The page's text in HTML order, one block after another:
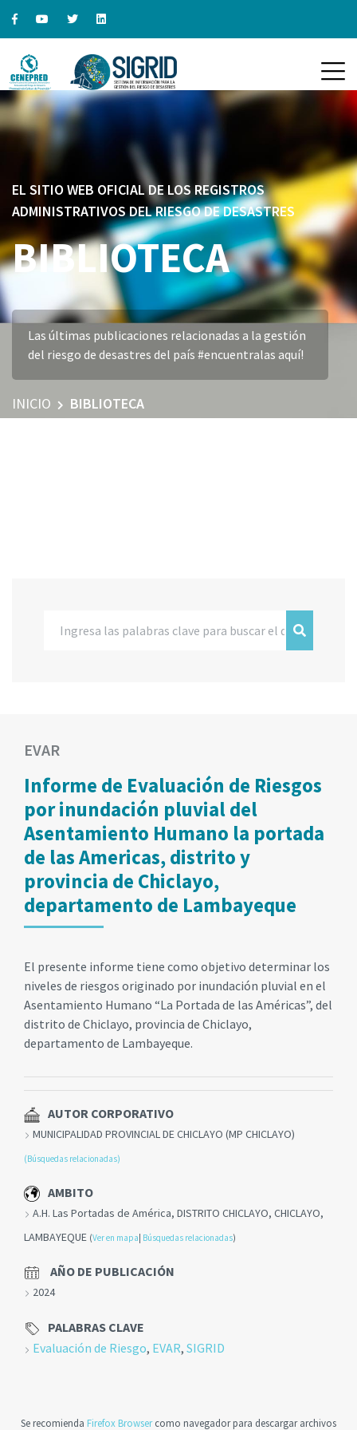
EL SITIO WEB OFICIAL DE LOS REGISTROS
ADMINISTRATIVOS DEL RIESGO DE DESASTRES
BIBLIOTECA
Las últimas publicaciones relacionadas a la gestión
del riesgo de desastres del país #encuentralas aquí!
INICIO BIBLIOTECA
EVAR
Informe de Evaluación de Riesgos
por inundación pluvial del
Asentamiento Humano la portada
de las Americas, distrito y
provincia de Chiclayo,
departamento de Lambayeque
El presente informe tiene como objetivo determinar los
niveles de riesgos originado por inundación pluvial en el
Asentamiento Humano “La Portada de las Américas”, del
distrito de Chiclayo, provincia de Chiclayo,
departamento de Lambayeque.
AUTOR CORPORATIVO
MUNICIPALIDAD PROVINCIAL DE CHICLAYO (MP CHICLAYO)
(Búsquedas relacionadas)
AMBITO
A.H. Las Portadas de América, DISTRITO CHICLAYO, CHICLAYO,
LAMBAYEQUE (Ver en mapa Búsquedas relacionadas)
AÑO DE PUBLICACIÓN
2024
PALABRAS CLAVE
Evaluación de Riesgo, EVAR, SIGRID
Se recomienda Firefox Browsercomo navegador para descargar archivos